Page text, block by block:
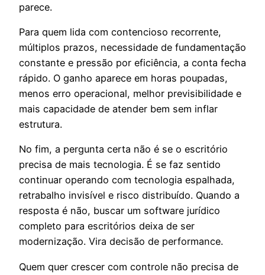
parece.
Para quem lida com contencioso recorrente,
múltiplos prazos, necessidade de fundamentação
constante e pressão por eficiência, a conta fecha
rápido. O ganho aparece em horas poupadas,
menos erro operacional, melhor previsibilidade e
mais capacidade de atender bem sem inflar
estrutura.
No fim, a pergunta certa não é se o escritório
precisa de mais tecnologia. É se faz sentido
continuar operando com tecnologia espalhada,
retrabalho invisível e risco distribuído. Quando a
resposta é não, buscar um software jurídico
completo para escritórios deixa de ser
modernização. Vira decisão de performance.
Quem quer crescer com controle não precisa de